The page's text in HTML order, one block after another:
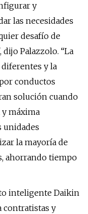
y
las necesidades
desafío de
Palazzolo. “La
y la
conductos
solución cuando
máxima
unidades
la mayoría de
ahorrando tiempo
inteligente Daikin
contratistas y